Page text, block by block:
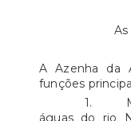
A Azenha da
funções
1.
águas do rio